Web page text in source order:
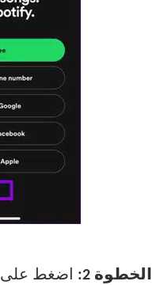
الخطوة 2: اضغط على